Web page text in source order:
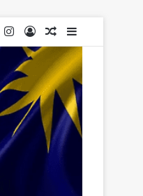
YouTubeInstagram
Log InRandom Article